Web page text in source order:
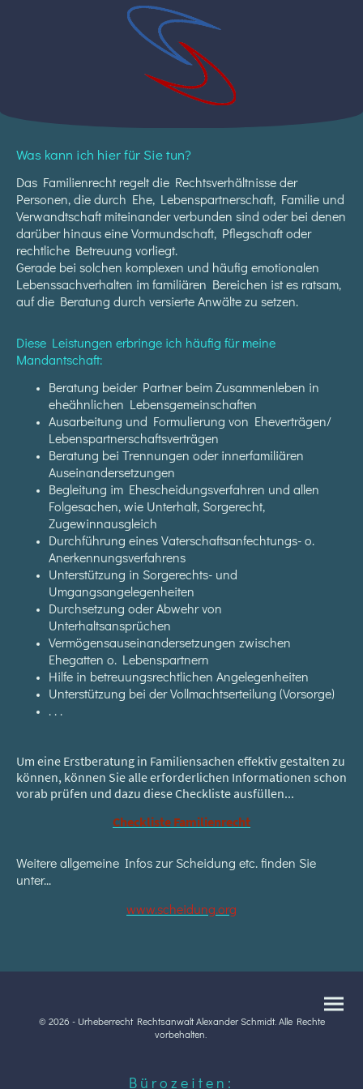
Was kann ich hier für Sie tun?
Das Familienrecht regelt die Rechtsverhältnisse der
Personen, die durch Ehe, Lebenspartnerschaft, Familie und
Verwandtschaft miteinander verbunden sind oder bei denen
darüber hinaus eine Vormundschaft, Pflegschaft oder
rechtliche Betreuung vorliegt.
Gerade bei solchen komplexen und häufig emotionalen
Lebenssachverhalten im familiären Bereichen ist es ratsam,
auf die Beratung durch versierte Anwälte zu setzen.
Diese Leistungen erbringe ich häufig für meine
Mandantschaft:
Beratung beider Partner beim Zusammenleben in
eheähnlichen Lebensgemeinschaften
Ausarbeitung und Formulierung von Eheverträgen/
Lebenspartnerschaftsverträgen
Beratung bei Trennungen oder innerfamiliären
Auseinandersetzungen
Begleitung im Ehescheidungsverfahren und allen
Folgesachen, wie Unterhalt, Sorgerecht,
Zugewinnausgleich
Durchführung eines Vaterschaftsanfechtungs- o.
Anerkennungsverfahrens
Unterstützung in Sorgerechts- und
Umgangsangelegenheiten
Durchsetzung oder Abwehr von
Unterhaltsansprüchen
Vermögensauseinandersetzungen zwischen
Ehegatten o. Lebenspartnern
Hilfe in betreuungsrechtlichen Angelegenheiten
Unterstützung bei der Vollmachtserteilung (Vorsorge)
. . .
Um eine Erstberatung in Familiensachen effektiv gestalten zu
können, können Sie alle erforderlichen Informationen schon
vorab prüfen und dazu diese Checkliste ausfüllen...
Checkliste Familienrecht
Weitere allgemeine Infos zur Scheidung etc. finden Sie
unter...
www.scheidung.org
© 2026 - Urheberrecht Rechtsanwalt Alexander Schmidt. Alle Rechte
vorbehalten.
B ü r o z e i t e n :